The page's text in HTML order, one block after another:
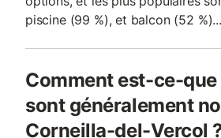
piscine (99 %), et balcon (52
Comment est-ce-
sont généralement
Corneilla-del-Vercol